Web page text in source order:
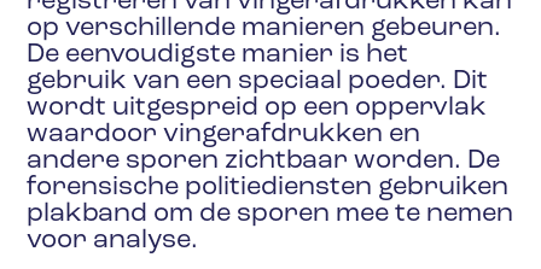
op verschillende manieren gebeuren.
De eenvoudigste manier is het
gebruik van een speciaal poeder. Dit
wordt uitgespreid op een oppervlak
waardoor vingerafdrukken en
andere sporen zichtbaar worden. De
forensische politiediensten gebruiken
plakband om de sporen mee te nemen
voor analyse.